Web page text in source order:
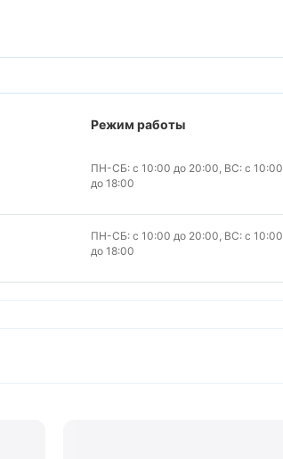
Режим работы
ПН-СБ: с 10:00 до 20:00, ВС: с 10:00
до 18:00
ПН-СБ: с 10:00 до 20:00, ВС: с 10:00
до 18:00